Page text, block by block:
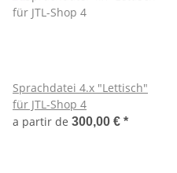
Sprachdatei 4.x "Lettisch"
für JTL-Shop 4
a partir de 300,00 € *